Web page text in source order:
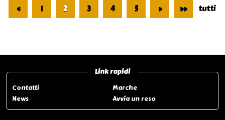
< 1 2 3 4 5 > >> tutti
Link rapidi
Contatti
Marche
News
Avvia un reso